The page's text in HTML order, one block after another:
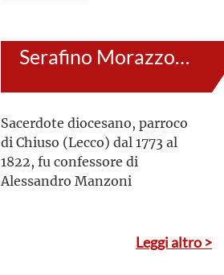
Serafino Morazzone
Sacerdote diocesano, parroco
di Chiuso (Lecco) dal 1773 al
1822, fu confessore di
Alessandro Manzoni
Leggi altro >